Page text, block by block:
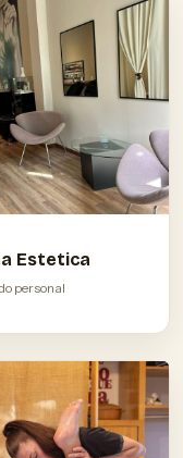
Estetica
personal